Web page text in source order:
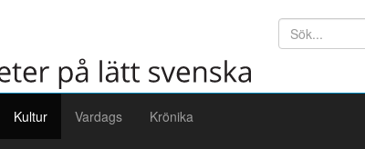
Söktext
Kultur Vardags Krönika